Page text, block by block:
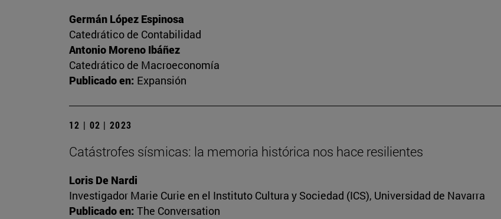
Germán López Espinosa
Catedrático de Contabilidad
Antonio Moreno Ibáñez
Catedrático de Macroeconomía
Publicado en: Expansión
12 | 02 | 2023
Catástrofes sísmicas: la memoria histórica nos hace resilientes
Loris De Nardi
Investigador Marie Curie en el Instituto Cultura y Sociedad (ICS), Universidad de Navarra
Publicado en: The Conversation